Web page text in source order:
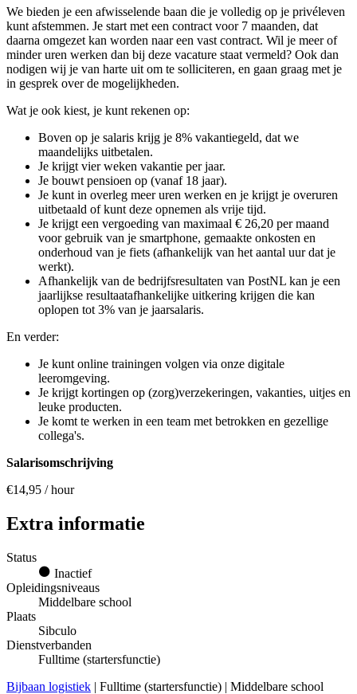
We bieden je een afwisselende baan die je volledig op je privéleven
kunt afstemmen. Je start met een contract voor 7 maanden, dat
daarna omgezet kan worden naar een vast contract. Wil je meer of
minder uren werken dan bij deze vacature staat vermeld? Ook dan
nodigen wij je van harte uit om te solliciteren, en gaan graag met je
in gesprek over de mogelijkheden.
Wat je ook kiest, je kunt rekenen op:
Boven op je salaris krijg je 8% vakantiegeld, dat we
maandelijks uitbetalen.
Je krijgt vier weken vakantie per jaar.
Je bouwt pensioen op (vanaf 18 jaar).
Je kunt in overleg meer uren werken en je krijgt je overuren
uitbetaald of kunt deze opnemen als vrije tijd.
Je krijgt een vergoeding van maximaal € 26,20 per maand
voor gebruik van je smartphone, gemaakte onkosten en
onderhoud van je fiets (afhankelijk van het aantal uur dat je
werkt).
Afhankelijk van de bedrijfsresultaten van PostNL kan je een
jaarlijkse resultaatafhankelijke uitkering krijgen die kan
oplopen tot 3% van je jaarsalaris.
En verder:
Je kunt online trainingen volgen via onze digitale
leeromgeving.
Je krijgt kortingen op (zorg)verzekeringen, vakanties, uitjes en
leuke producten.
Je komt te werken in een team met betrokken en gezellige
collega's.
Salarisomschrijving
€14,95 / hour
Extra informatie
Status
Inactief
Opleidingsniveaus
Middelbare school
Plaats
Sibculo
Dienstverbanden
Fulltime (startersfunctie)
Bijbaan logistiek | Fulltime (startersfunctie) | Middelbare school